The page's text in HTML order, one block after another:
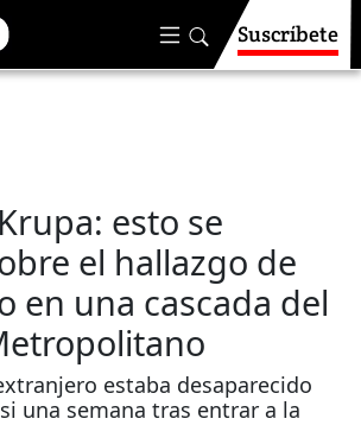
Suscríbete
esto se
el hallazgo de
en una cascada del
estaba desaparecido
una semana tras entrar a la